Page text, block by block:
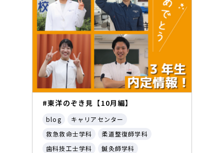
#東洋のぞき見【10月編】
blog
キャリアセンター
救急救命士学科
柔道整復師学科
歯科技工士学科
鍼灸師学科